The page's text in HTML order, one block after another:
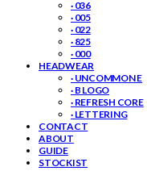
· 036
· 005
· 022
· 825
· 000
HEADWEAR
· UNCOMMON E
· B LOGO
· REFRESH CORE
· LETTERING
CONTACT
ABOUT
GUIDE
STOCKIST